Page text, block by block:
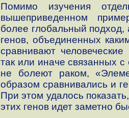
Помимо изучения
вышеприведенном
более глобальный подход,
генов, объединенных
сравнивают
так или иначе связанных
не болеют раком,
образом сравнивались и
При этом удалось
этих генов идет заметно